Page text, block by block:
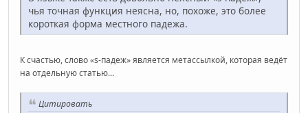
чья точная функция неясна, но, похоже, это более
короткая форма местного падежа.
К счастью, слово «s-падеж» является метассылкой, которая ведёт
на отдельную статью...
Цитировать